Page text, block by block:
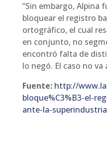
“Sin embargo, Alpina
bloquear el registro
ortográfico, el cual
en conjunto, no
encontró falta de
lo negó. El caso no va
Fuente: http://
bloque%C3%B3-el-
ante-la-